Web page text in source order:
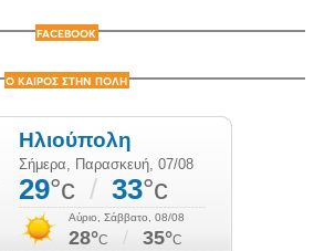
FACEBOOK
Ο ΚΑΙΡΟΣ ΣΤΗΝ ΠΟΛΗ